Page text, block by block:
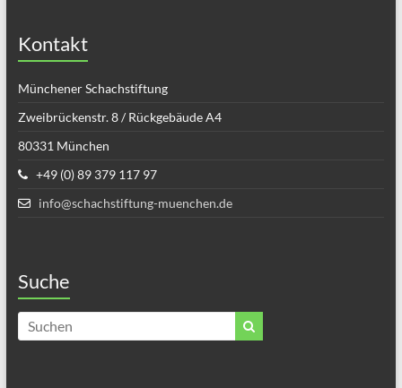
Kontakt
Münchener Schachstiftung
Zweibrückenstr. 8 / Rückgebäude A4
80331 München
+49 (0) 89 379 117 97
info@schachstiftung-muenchen.de
Suche